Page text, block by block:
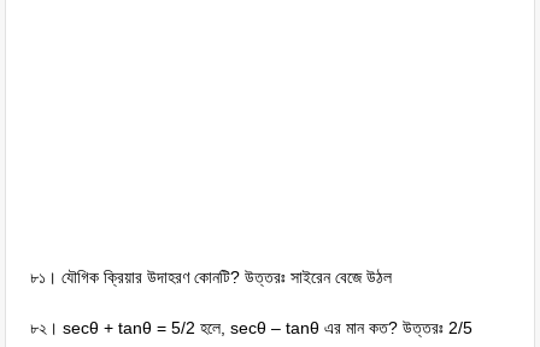
৮১। যৌগিক ক্রিয়ার উদাহরণ কোনটি? উত্তরঃ সাইরেন বেজে উঠল
৮২। secθ + tanθ = 5/2 হলে, secθ – tanθ এর মান কত? উত্তরঃ 2/5